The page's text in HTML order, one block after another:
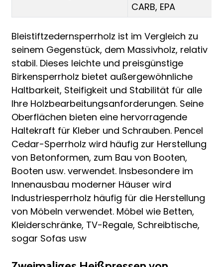
CARB, EPA
Bleistiftzedernsperrholz ist im Vergleich zu
seinem Gegenstück, dem Massivholz, relativ
stabil. Dieses leichte und preisgünstige
Birkensperrholz bietet außergewöhnliche
Haltbarkeit, Steifigkeit und Stabilität für alle
Ihre Holzbearbeitungsanforderungen. Seine
Oberflächen bieten eine hervorragende
Haltekraft für Kleber und Schrauben. Pencel
Cedar-Sperrholz wird häufig zur Herstellung
von Betonformen, zum Bau von Booten,
Booten usw. verwendet. Insbesondere im
Innenausbau moderner Häuser wird
Industriesperrholz häufig für die Herstellung
von Möbeln verwendet. Möbel wie Betten,
Kleiderschränke, TV-Regale, Schreibtische,
sogar Sofas usw